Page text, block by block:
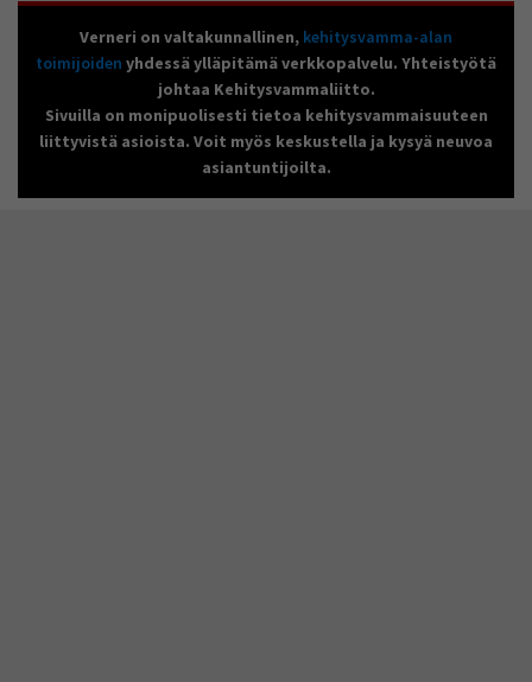
Verneri on valtakunnallinen, kehitysvamma-alan
toimijoiden yhdessä ylläpitämä verkkopalvelu. Yhteistyötä
johtaa Kehitysvammaliitto.
Sivuilla on monipuolisesti tietoa kehitysvammaisuuteen
liittyvistä asioista. Voit myös keskustella ja kysyä neuvoa
asiantuntijoilta.